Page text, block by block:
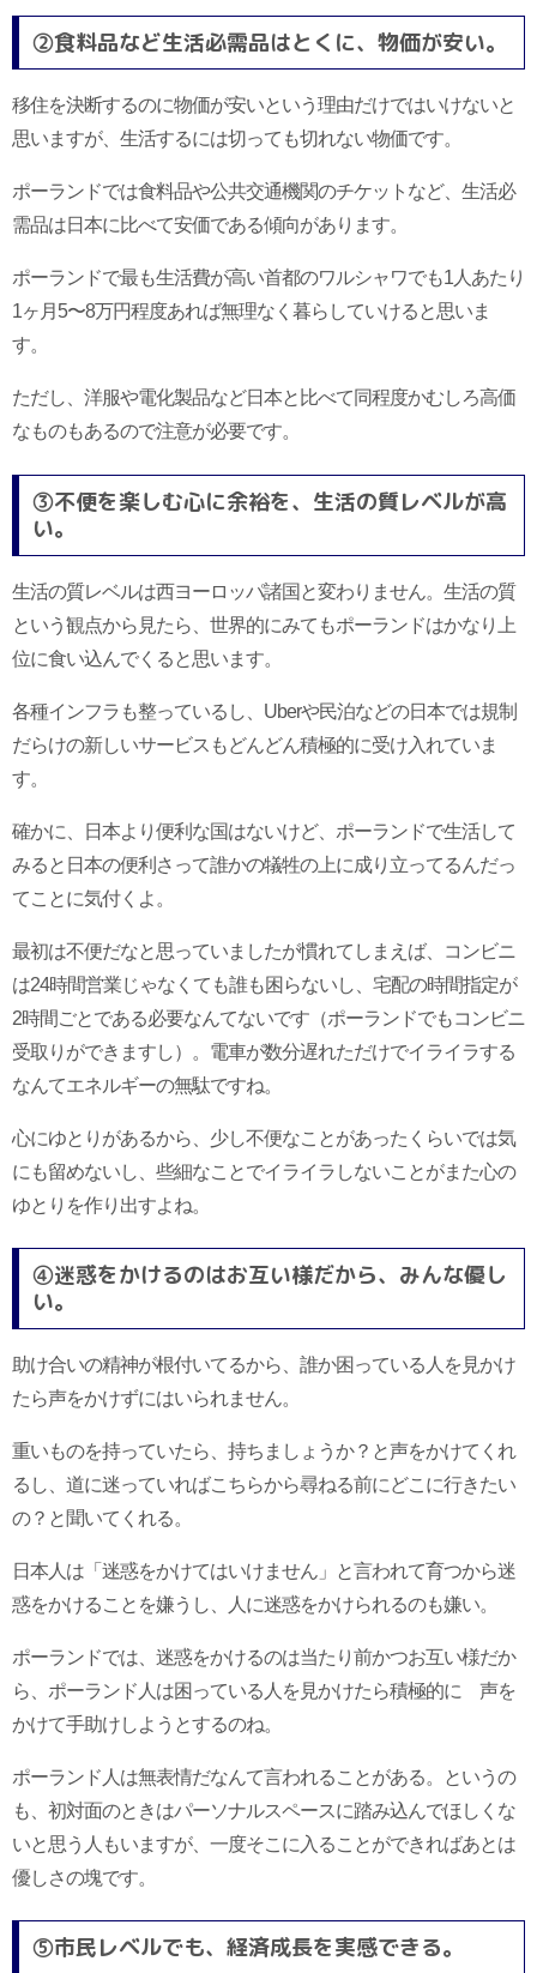
②食料品など生活必需品はとくに、物価が安い。
移住を決断するのに物価が安いという理由だけではいけないと
思いますが、生活するには切っても切れない物価です。
ポーランドでは食料品や公共交通機関のチケットなど、生活必
需品は日本に比べて安価である傾向があります。
ポーランドで最も生活費が高い首都のワルシャワでも1人あたり
1ヶ月5〜8万円程度あれば無理なく暮らしていけると思いま
す。
ただし、洋服や電化製品など日本と比べて同程度かむしろ高価
なものもあるので注意が必要です。
③不便を楽しむ心に余裕を、生活の質レベルが高
い。
生活の質レベルは西ヨーロッパ諸国と変わりません。生活の質
という観点から見たら、世界的にみてもポーランドはかなり上
位に食い込んでくると思います。
各種インフラも整っているし、Uberや民泊などの日本では規制
だらけの新しいサービスもどんどん積極的に受け入れていま
す。
確かに、日本より便利な国はないけど、ポーランドで生活して
みると日本の便利さって誰かの犠牲の上に成り立ってるんだっ
てことに気付くよ。
最初は不便だなと思っていましたが慣れてしまえば、コンビニ
は24時間営業じゃなくても誰も困らないし、宅配の時間指定が
2時間ごとである必要なんてないです（ポーランドでもコンビニ
受取りができますし）。電車が数分遅れただけでイライラする
なんてエネルギーの無駄ですね。
心にゆとりがあるから、少し不便なことがあったくらいでは気
にも留めないし、些細なことでイライラしないことがまた心の
ゆとりを作り出すよね。
④迷惑をかけるのはお互い様だから、みんな優し
い。
助け合いの精神が根付いてるから、誰か困っている人を見かけ
たら声をかけずにはいられません。
重いものを持っていたら、持ちましょうか？と声をかけてくれ
るし、道に迷っていればこちらから尋ねる前にどこに行きたい
の？と聞いてくれる。
日本人は「迷惑をかけてはいけません」と言われて育つから迷
惑をかけることを嫌うし、人に迷惑をかけられるのも嫌い。
ポーランドでは、迷惑をかけるのは当たり前かつお互い様だか
ら、ポーランド人は困っている人を見かけたら積極的に 声を
かけて手助けしようとするのね。
ポーランド人は無表情だなんて言われることがある。というの
も、初対面のときはパーソナルスペースに踏み込んでほしくな
いと思う人もいますが、一度そこに入ることができればあとは
優しさの塊です。
⑤市民レベルでも、経済成長を実感できる。